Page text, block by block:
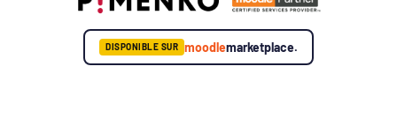
DISPONIBLE SUR moodlemarketplace.